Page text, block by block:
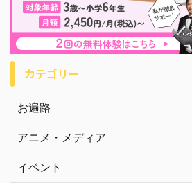
カテゴリー
お遍路
アニメ・メディア
イベント